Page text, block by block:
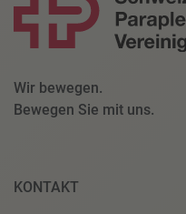
Wir bewegen.
Bewegen Sie mit uns.
KONTAKT